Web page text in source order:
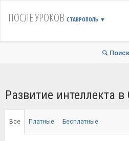
ПОСЛЕ УРОКОВ СТАВРОПОЛЬ ▼
Поиск
Развитие интеллекта
Все Платные Бесплатные